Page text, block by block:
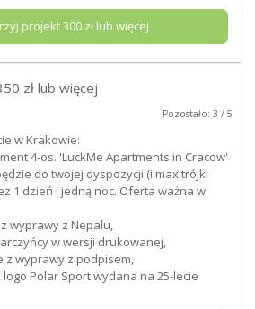
projekt300zł lub więcej
zł lub więcej
Pozostało: 3 / 5
w Krakowie:
4-os. 'LuckMe Apartments in Cracow'
do twojej dyspozycji (i max trójki
1 dzień i jedną noc. Oferta ważna w
wyprawy z Nepalu,
w wersji drukowanej,
z wyprawy z podpisem,
Polar Sport wydana na 25-lecie